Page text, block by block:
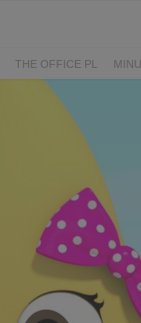
THE OFFICE PL
KRUK